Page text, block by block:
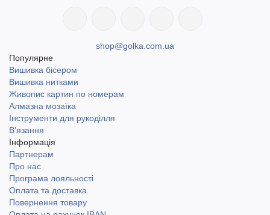
shop@golka.com.ua
Популярне
Вишивка бісером
Вишивка нитками
Живопис картин по номерам
Алмазна мозаїка
Інструменти для рукоділля
В'язання
Інформація
Партнерам
Про нас
Програма лояльності
Оплата та доставка
Повернення товару